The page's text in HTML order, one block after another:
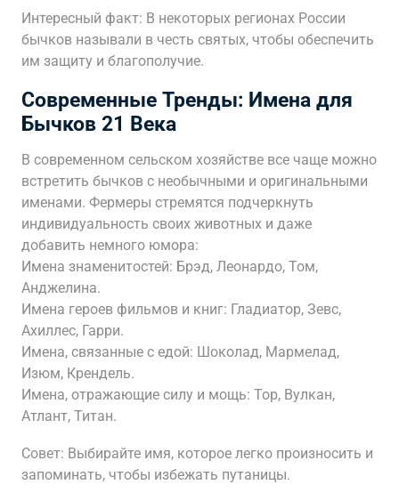
Интересный факт: В некоторых регионах России
бычков называли в честь святых, чтобы обеспечить
им защиту и благополучие.
Современные Тренды: Имена для
Бычков 21 Века
В современном сельском хозяйстве все чаще можно
встретить бычков с необычными и оригинальными
именами. Фермеры стремятся подчеркнуть
индивидуальность своих животных и даже
добавить немного юмора:
Имена знаменитостей: Брэд, Леонардо, Том,
Анджелина.
Имена героев фильмов и книг: Гладиатор, Зевс,
Ахиллес, Гарри.
Имена, связанные с едой: Шоколад, Мармелад,
Изюм, Крендель.
Имена, отражающие силу и мощь: Тор, Вулкан,
Атлант, Титан.
Совет: Выбирайте имя, которое легко произносить и
запоминать, чтобы избежать путаницы.